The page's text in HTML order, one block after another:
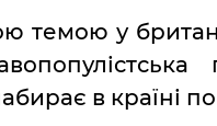
темою у
в країні